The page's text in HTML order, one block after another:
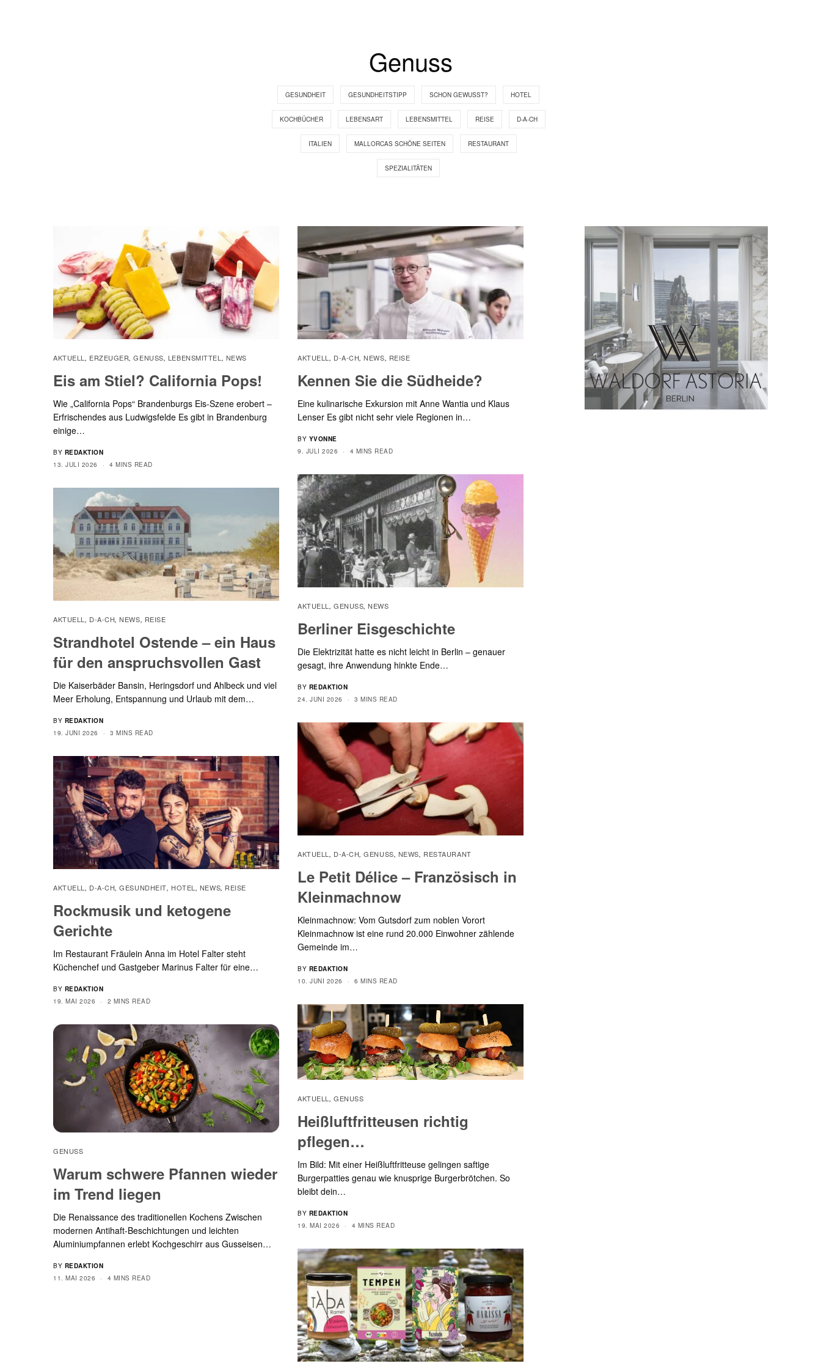
Genuss
GESUNDHEIT GESUNDHEITSTIPP SCHON GEWUSST? HOTEL
KOCHBÜCHER LEBENSART LEBENSMITTEL REISE D-A-CH
ITALIEN MALLORCAS SCHÖNE SEITEN RESTAURANT
SPEZIALITÄTEN
AKTUELL , ERZEUGER,GENUSS, LEBENSMITTEL , NEWS
Eis am Stiel? California Pops!
Wie „California Pops“ Brandenburgs Eis-Szene erobert –
Erfrischendes aus Ludwigsfelde Es gibt in Brandenburg
einige…
BY REDAKTION
13. JULI 2026
4 MINS READ
AKTUELL , D-A-CH,NEWS, REISE
Kennen Sie die Südheide?
Eine kulinarische Exkursion mit Anne Wantia und Klaus
Lenser Es gibt nicht sehr viele Regionen in…
BY YVONNE
9. JULI 2026
4 MINS READ
AKTUELL , GENUSS,NEWS
Berliner Eisgeschichte
Die Elektrizität hatte es nicht leicht in Berlin – genauer
gesagt, ihre Anwendung hinkte Ende…
BY REDAKTION
24. JUNI 2026
3 MINS READ
AKTUELL , D-A-CH,NEWS, REISE
Strandhotel Ostende – ein Haus
für den anspruchsvollen Gast
Die Kaiserbäder Bansin, Heringsdorf und Ahlbeck und viel
Meer Erholung, Entspannung und Urlaub mit dem…
BY REDAKTION
19. JUNI 2026
3 MINS READ
AKTUELL , D-A-CH,GENUSS, NEWS, RESTAURANT
Le Petit Délice – Französisch in
Kleinmachnow
Kleinmachnow: Vom Gutsdorf zum noblen Vorort
Kleinmachnow ist eine rund 20.000 Einwohner zählende
Gemeinde im…
BY REDAKTION
10. JUNI 2026
6 MINS READ
AKTUELL , D-A-CH,GESUNDHEIT, HOTEL , NEWS, REISE
Rockmusik und ketogene
Gerichte
Im Restaurant Fräulein Anna im Hotel Falter steht
Küchenchef und Gastgeber Marinus Falter für eine…
BY REDAKTION
19. MAI 2026
2 MINS READ
AKTUELL, GENUSS
Heißluftfritteusen richtig
pflegen…
Im Bild: Mit einer Heißluftfritteuse gelingen saftige
Burgerpatties genau wie knusprige Burgerbrötchen. So
bleibt dein…
BY REDAKTION
19. MAI 2026
4 MINS READ
GENUSS
Warum schwere Pfannen wieder
im Trend liegen
Die Renaissance des traditionellen Kochens Zwischen
modernen Antihaft-Beschichtungen und leichten
Aluminiumpfannen erlebt Kochgeschirr aus Gusseisen…
BY REDAKTION
11. MAI 2026
4 MINS READ